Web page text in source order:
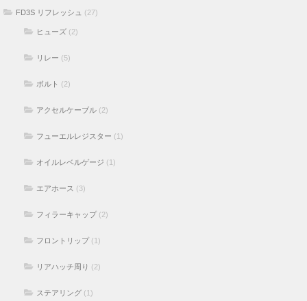
FD3S リフレッシュ (27)
ヒューズ (2)
リレー (5)
ボルト (2)
アクセルケーブル (2)
フューエルレジスター (1)
オイルレベルゲージ (1)
エアホース (3)
フィラーキャップ (2)
フロントリップ (1)
リアハッチ周り (2)
ステアリング (1)